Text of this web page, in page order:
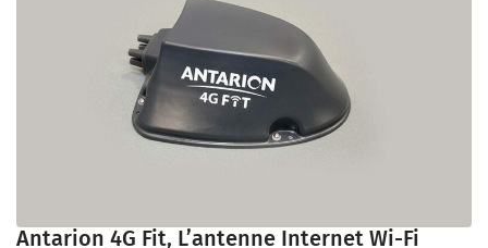
Antarion 4G Fit, L’antenne Internet Wi-Fi